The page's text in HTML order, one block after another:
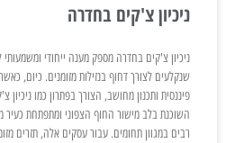
ניכיון צ'קים בחדרה
ניכיון צ'קים בחדרה מספק מענה ייחודי ומשמעותי
שנקלעים לצורך דחוף בנזילות מזומנים. כיום,
פיננסית ותכנון מחושב, הצורך בפתרון כמו
השוכנת בלב מישור החוף הצפוני ומתפתחת כעיר
רבים במגוון תחומים. עבור עסקים אלה, תזרים